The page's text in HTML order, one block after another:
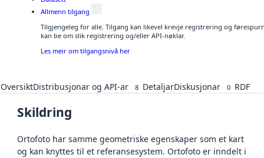
Allmenn tilgang
Tilgjengeleg for alle. Tilgang kan likevel krevje registrering og
kan be om slik registrering og/eller API-nøklar.
Les meir om tilgangsnivå her
OversiktDistribusjonar og API-ar 8 DetaljarDiskusjonar 0 RDF
Skildring
Ortofoto har samme geometriske egenskaper som et kart
og kan knyttes til et referansesystem. Ortofoto er inndelt i